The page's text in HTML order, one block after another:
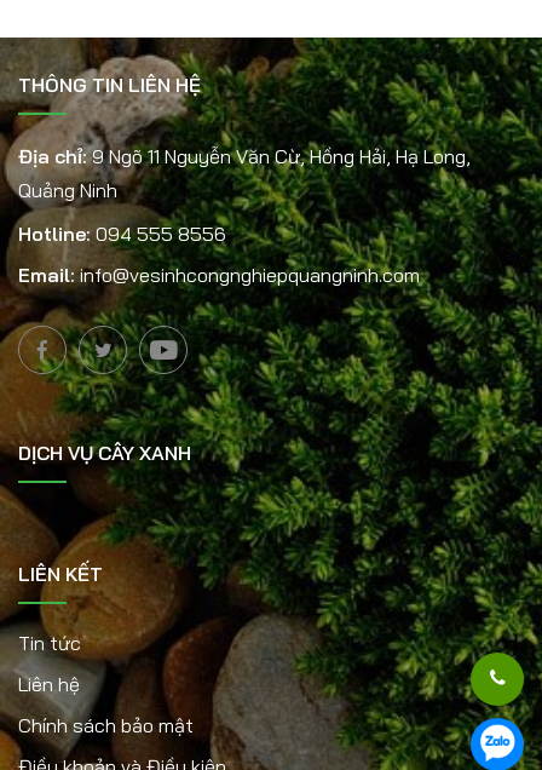
THÔNG TIN LIÊN HỆ
Địa chỉ: 9 Ngõ 11 Nguyễn Văn Cừ, Hồng Hải, Hạ Long,
Quảng Ninh
Hotline:094 555 8556
Email:info@vesinhcongnghiepquangninh.com
DỊCH VỤ CÂY XANH
LIÊN KẾT
Tin tức
Liên hệ
Chính sách bảo mật